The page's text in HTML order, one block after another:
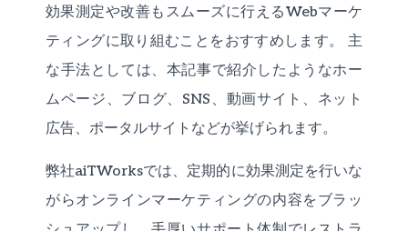
効果測定や改善もスムーズに行えるWebマーケ
ティングに取り組むことをおすすめします。 主
な手法としては、本記事で紹介したようなホー
ムページ、ブログ、SNS、動画サイト、ネット
広告、ポータルサイトなどが挙げられます。
弊社aiTWorksでは、定期的に効果測定を行いな
がらオンラインマーケティングの内容をブラッ